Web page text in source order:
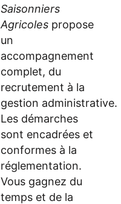
Saisonniers
Agricoles propose
un
accompagnement
complet, du
recrutement à la
gestion administrative.
Les démarches
sont encadrées et
conformes à la
réglementation.
Vous gagnez du
temps et de la